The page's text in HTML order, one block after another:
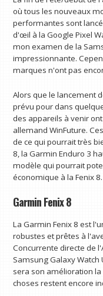
où tous les nouveaux
performantes sont
d'œil à la Google Pixel
mon examen de la
impressionnante.
marques n'ont pas
Alors que le lancement
prévu pour dans
des appareils à venir
allemand WinFuture.
de ce qui pourrait très
8, la Garmin Enduro 3
modèle qui pourrait
économique à la Fenix
Garmin Fenix ​​8
La Garmin Fenix ​​8 est
robustes et prêtes à
Concurrente directe de
Samsung Galaxy Watch
sera son amélioration
choses restent encore